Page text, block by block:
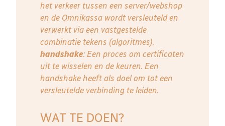
het verkeer tussen een server/webshop
en de Omnikassa wordt versleuteld en
verwerkt via een vastgestelde
combinatie tekens (algoritmes).
handshake: Een proces om certificaten
uit te wisselen en de keuren. Een
handshake heeft als doel om tot een
versleutelde verbinding te leiden.
WAT TE DOEN?